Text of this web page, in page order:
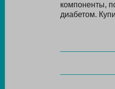
компоненты,
диабетом.